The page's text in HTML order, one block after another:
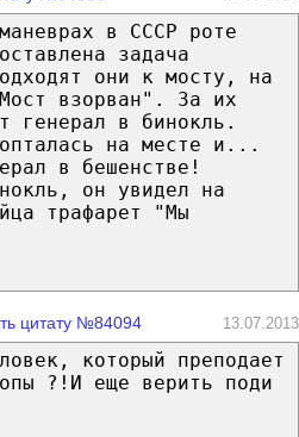
в СССР роте
задача
они к мосту, на
взорван". За их
генерал в бинокль.
на месте и...
в бешенстве!
он увидел на
трафарет "Мы
цитату №84094 13.07.2013
который преподает
?!И еще верить поди